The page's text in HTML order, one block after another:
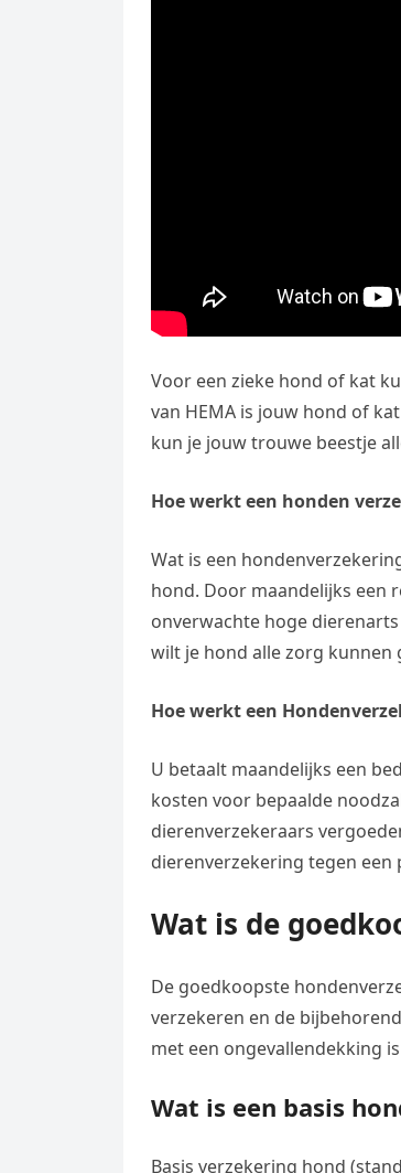
Voor een zieke hond of kat
van HEMA is jouw hond of
kun je jouw trouwe beestje
Hoe werkt een honden
Wat is een
hond. Door maandelijks een
onverwachte hoge
wilt je hond alle zorg kunnen
Hoe werkt een
U betaalt maandelijks een
kosten voor bepaalde
dierenverzekeraars
dierenverzekering tegen een
Wat is de
De goedkoopste
verzekeren en de
met een ongevallendekking
Wat is een basis
Basis verzekering hond